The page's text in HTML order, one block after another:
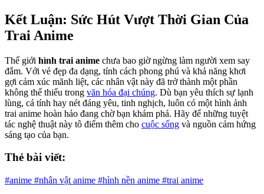
Kết Luận: Sức Hút Vượt Thời Gian Của
Trai Anime
Thế giới hình trai anime chưa bao giờ ngừng làm người xem say
đắm. Với vẻ đẹp đa dạng, tính cách phong phú và khả năng khơi
gợi cảm xúc mãnh liệt, các nhân vật này đã trở thành một phần
không thể thiếu trong văn hóa đại chúng. Dù bạn yêu thích sự lạnh
lùng, cá tính hay nét đáng yêu, tinh nghịch, luôn có một hình ảnh
trai anime hoàn hảo đang chờ bạn khám phá. Hãy để những tuyệt
tác nghệ thuật này tô điểm thêm cho cuộc sống và nguồn cảm hứng
sáng tạo của bạn.
Thẻ bài viết:
#anime #nhân vật anime #hình nền anime #trai anime